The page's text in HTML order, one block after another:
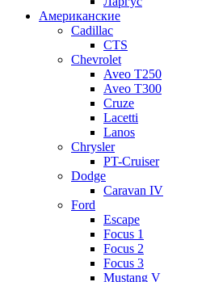
Американские
Cadillac
CTS
Chevrolet
Aveo Т250
Aveo T300
Cruze
Lacetti
Lanos
Chrysler
PT-Cruiser
Dodge
Caravan IV
Ford
Escape
Focus 1
Focus 2
Focus 3
Mustang V